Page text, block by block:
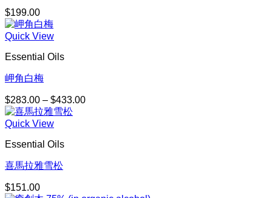
$199.00
Quick View
Essential Oils
岬角白梅
$283.00 – $433.00價
Quick View
Essential Oils
喜馬拉雅雪松
$151.00